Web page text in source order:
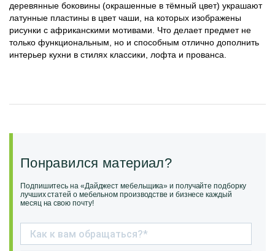
деревянные боковины (окрашенные в тёмный цвет) украшают
латунные пластины в цвет чаши, на которых изображены
рисунки с африканскими мотивами. Что делает предмет не
только функциональным, но и способным отлично дополнить
интерьер кухни в стилях классики, лофта и прованса.
Понравился материал?
Подпишитесь на «Дайджест мебельщика» и получайте подборку
лучших статей о мебельном производстве и бизнесе каждый
месяц на свою почту!